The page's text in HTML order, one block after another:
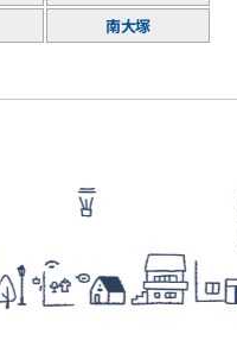
南大塚